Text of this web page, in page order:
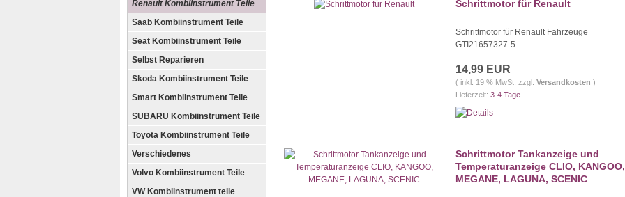
Renault Kombiinstrument Teile
Saab Kombiinstrument Teile
Seat Kombiinstrument Teile
Selbst Reparieren
Skoda Kombiinstrument Teile
Smart Kombiinstrument Teile
SUBARU Kombiinstrument Teile
Toyota Kombiinstrument Teile
Verschiedenes
Volvo Kombiinstrument Teile
VW Kombiinstrument teile
Schrittmotor für Renault
Schrittmotor für Renault Fahrzeuge
GTI21657327-5
14,99 EUR
( inkl. 19 % MwSt. zzgl. Versandkosten )
Lieferzeit: 3-4 Tage
Schrittmotor Tankanzeige und
Temperaturanzeige CLIO, KANGOO,
MEGANE, LAGUNA, SCENIC